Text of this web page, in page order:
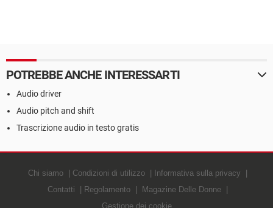
POTREBBE ANCHE INTERESSARTI
Audio driver
Audio pitch and shift
Trascrizione audio in testo gratis
Chi siamo Condizioni di utilizzo
Informativa sulla privacy
Contatti
Regolamento
Magazine Delle Donne
Gestione dei cookie